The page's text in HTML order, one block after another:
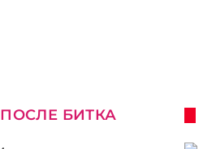
ПОСЛЕ БИТКА